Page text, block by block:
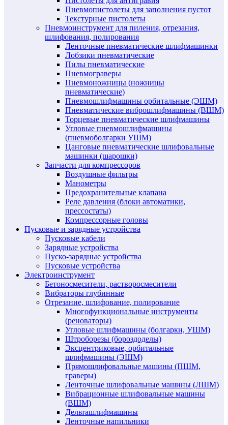
Пневмопистолеты для заполнения пустот
Текстурные пистолеты
Пневмоинструмент для пиления, отрезания,
шлифования, полирования
Ленточные пневматические шлифмашинки
Лобзики пневматические
Пилы пневматические
Пневмограверы
Пневмоножницы (ножницы
пневматические)
Пневмошлифмашины орбитальные (ЭШМ)
Пневматические виброшлифмашины (ВШМ)
Торцевые пневматические шлифмашины
Угловые пневмошлифмашины
(пневмоболгарки УШМ)
Цанговые пневматические шлифовальные
машинки (шарошки)
Запчасти для компрессоров
Воздушные фильтры
Манометры
Предохранительные клапана
Реле давления (блоки автоматики,
прессостаты)
Компрессорные головы
Пусковые и зарядные устройства
Пусковые кабели
Зарядные устройства
Пуско-зарядные устройства
Пусковые устройства
Электроинструмент
Бетоносмесители, растворосмесители
Вибраторы глубинные
Отрезание, шлифование, полирование
Многофункциональные инструменты
(реноваторы)
Угловые шлифмашины (болгарки, УШМ)
Штроборезы (бороздоделы)
Эксцентриковые, орбитальные
шлифмашины (ЭШМ)
Прямошлифовальные машины (ПШМ,
граверы)
Ленточные шлифовальные машины (ЛШМ)
Вибрационные шлифовальные машины
(ВШМ)
Дельташлифмашины
Ленточные напильники